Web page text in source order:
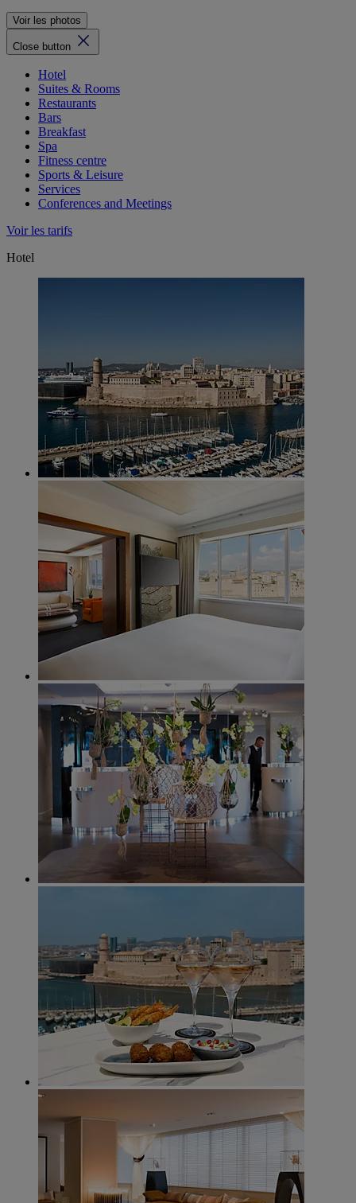
Voir les photos
Close button
Hotel
Suites & Rooms
Restaurants
Bars
Breakfast
Spa
Fitness centre
Sports & Leisure
Services
Conferences and Meetings
Voir les tarifs
Hotel